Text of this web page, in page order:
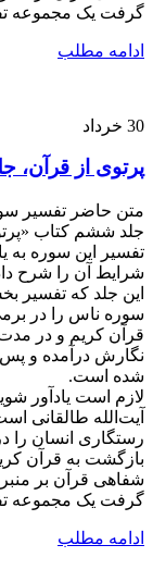
گرفت یک مجموعه
ادامه مطلب
30 خرداد
پرتوی از
متن حاضر تفسیر
جلد ششم کتاب
تفسیر این سوره به
شرایط آن را شرح
این جلد که تفسیر
سوره ناس را در
قرآن کریم و در
نگارش درآمده و
شده است.
لازم است یادآور
آیت‌الله طالقانی
رستگاری انسان را
بازگشت به قرآن
گرفت یک مجموعه
ادامه مطلب